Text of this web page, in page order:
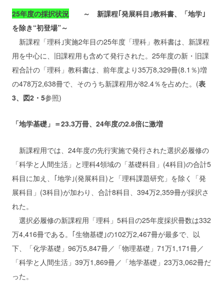
25年度の採択状況 ～ 新課程｢発展科目｣教科書、「地学｣
を除き“初登場”～
新課程「理科｣実施2年目の25年度「理科」教科書は、新課程
用を中心に、旧課程用も含めて発行された。25年度の新・旧課
程合計の「理科」教科書は、前年度より35万8,329冊(8.1％)増
の478万2,638冊で、そのうち新課程用が82.4％を占めた。(表
3、図2・5参照)
「地学基礎」＝23.3万冊、24年度の2.8倍に激増
新課程用では、24年度の先行実施で発行された選択必履修の
「科学と人間生活」と理科4領域の「基礎科目」(4科目)の合計5
科目に加え、｢地学｣(発展科目)と「理科課題研究」を除く「発
展科目」(3科目)が加わり、合計8科目、394万2,359冊が採択さ
れた。
選択必履修の新課程用「理科」5科目の25年度採択冊数は332
万4,416冊である。｢生物基礎｣の102万2,467冊が最多で、以
下、「化学基礎」96万5,847冊／「物理基礎」71万1,171冊／
「科学と人間生活」39万1,869冊／「地学基礎」23万3,062冊だ
った。